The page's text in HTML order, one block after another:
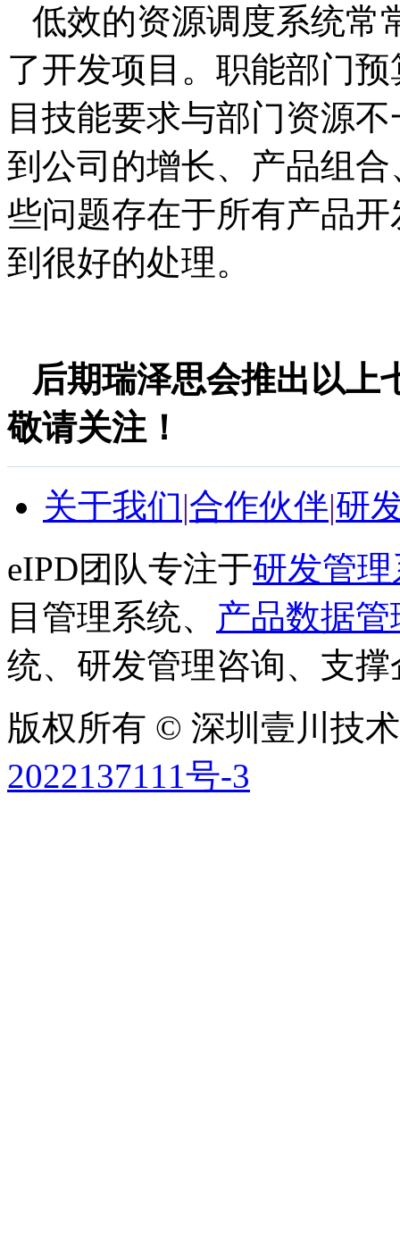
低效的资源调度系统常
了开发项目。职能部门
目技能要求与部门资源
到公司的增长、产品组合
些问题存在于所有产品
到很好的处理。
后期瑞泽思会推出以上
敬请关注！
关于我们|合作伙伴|研
eIPD团队专注于研发管
目管理系统、 产品数据管
统、研发管理咨询、支撑
版权所有 © 深圳壹川技
2022137111号-3